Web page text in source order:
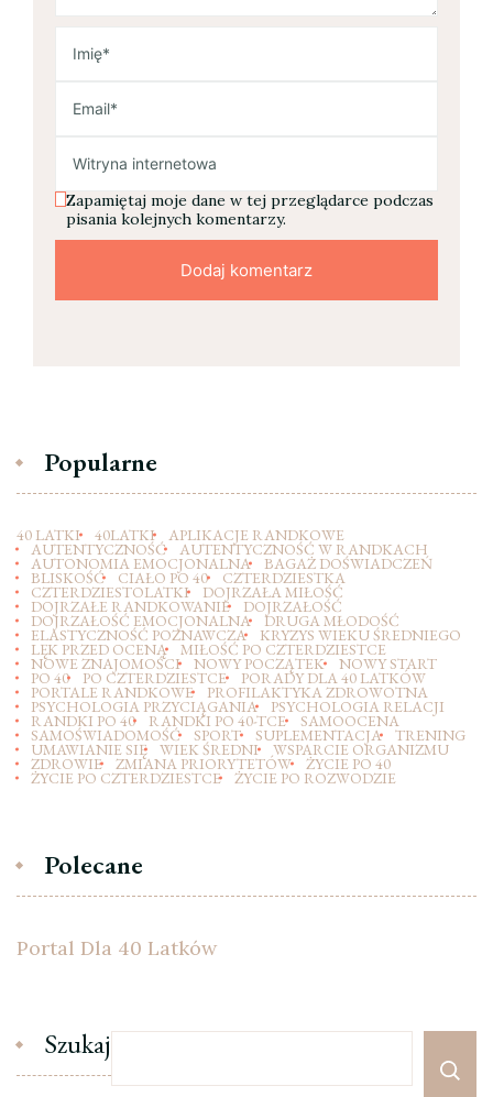
Zapamiętaj moje dane w tej przeglądarce podczas
pisania kolejnych komentarzy.
Popularne
40 LATKI 40LATKI APLIKACJE RANDKOWE
AUTENTYCZNOŚĆ AUTENTYCZNOŚĆ W RANDKACH
AUTONOMIA EMOCJONALNA BAGAŻ DOŚWIADCZEŃ
BLISKOŚĆ CIAŁO PO 40 CZTERDZIESTKA
CZTERDZIESTOLATKI DOJRZAŁA MIŁOŚĆ
DOJRZAŁE RANDKOWANIE DOJRZAŁOŚĆ
DOJRZAŁOŚĆ EMOCJONALNA DRUGA MŁODOŚĆ
ELASTYCZNOŚĆ POZNAWCZA KRYZYS WIEKU ŚREDNIEGO
LĘK PRZED OCENĄ MIŁOŚĆ PO CZTERDZIESTCE
NOWE ZNAJOMOŚCI NOWY POCZĄTEK NOWY START
PO 40 PO CZTERDZIESTCE PORADY DLA 40 LATKÓW
PORTALE RANDKOWE PROFILAKTYKA ZDROWOTNA
PSYCHOLOGIA PRZYCIĄGANIA PSYCHOLOGIA RELACJI
RANDKI PO 40 RANDKI PO 40-TCE SAMOOCENA
SAMOŚWIADOMOŚĆ SPORT SUPLEMENTACJA TRENING
UMAWIANIE SIĘ WIEK ŚREDNI WSPARCIE ORGANIZMU
ZDROWIE ZMIANA PRIORYTETÓW ŻYCIE PO 40
ŻYCIE PO CZTERDZIESTCE ŻYCIE PO ROZWODZIE
Polecane
Portal Dla 40 Latków
Szukaj